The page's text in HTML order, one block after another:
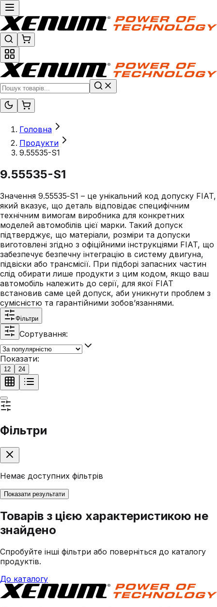
Головна
Продукти
9.55535-S1
9.55535-S1
Значення 9.55535‑S1 – це унікальний код допуску FIAT,
який вказує, що деталь відповідає специфічним
технічним вимогам виробника для конкретних
моделей автомобілів цієї марки. Такий допуск
підтверджує, що матеріали, розміри та допуски
виготовлені згідно з офіційними інструкціями FIAT, що
забезпечує безпечну інтеграцію в систему двигуна,
підвіски або трансмісії. При підборі запасних частин
слід обирати лише продукти з цим кодом, якщо ваш
автомобіль належить до серії, для якої FIAT
встановив саме цей допуск, аби уникнути проблем з
сумісністю та гарантійними зобов’язаннями.
Фільтри
Сортування:
Показати:
12 24
Фільтри
Немає доступних фільтрів
Показати результати
Товарів з цією характеристикою не
знайдено
Спробуйте інші фільтри або поверніться до каталогу
продуктів.
До каталогу